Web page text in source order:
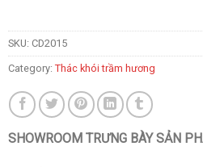
SKU: CD2015
Category: Thác khói trầm hương
SHOWROOM TRƯNG BÀY SẢN